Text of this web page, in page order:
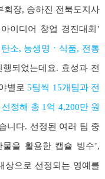
회장, 송하진 전북도지사
이디어 창업 경진대회’
탄소, 농생명ㆍ식품, 전통
되었는데요. 효성과 전
별로 5팀씩 15개팀과 전
정해 총 1억 4,200만 원
니다. 선정된 여러 팀 중
물을 활용한 캡슐 빙수’,
상으로 선정되는 영예를